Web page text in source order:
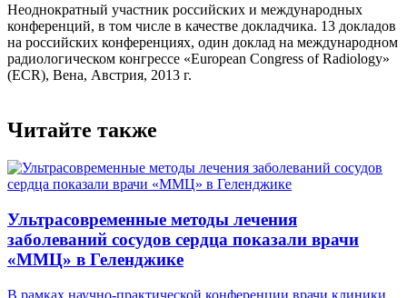
Неоднократный участник российских и международных
конференций, в том числе в качестве докладчика. 13 докладов
на российских конференциях, один доклад на международном
радиологическом конгрессе «European Congress of Radiology»
(ECR), Вена, Австрия, 2013 г.
Читайте также
Ультрасовременные методы лечения
заболеваний сосудов сердца показали врачи
«ММЦ» в Геленджике
В рамках научно-практической конференции врачи клиники